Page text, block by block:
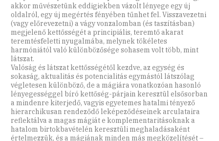
akkor művészetünk eddigiekben vázolt lényege egy új
oldalról, egy új megértés fényében tűnhet fel. Visszavezetni
(vagy előrevezetni) a vágy vonzalomban (és taszításban)
megjelenő kettősségét a principiális, teremtő akarat
teremtésfeletti nyugalmába, melynek tökéletes
harmóniától való különbözősége sohasem volt több, mint
látszat.
Valóság és látszat kettősségétől kezdve, az egység és
sokaság, aktualitás és potencialitás egymástól látszólag
végletesen különböző, de a mágiára vonatkozóan hasonló
lényegességgel bíró kettőség-párjain keresztül elsősorban
a mindenre kiterjedő, vagyis egyetemes hatalmi tényező
hierarchikusan rendeződő leképeződéseinek arculataira
reflektálva a magas mágiát e komplementaritásoknak a
hatalom birtokbavételén keresztüli meghaladásaként
értelmezzük, és a mágiának minden más megközelítését –